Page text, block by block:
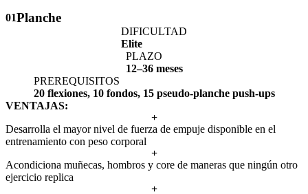
01Planche
DIFICULTAD
Elite
PLAZO
12–36 meses
PREREQUISITOS
20 flexiones, 10 fondos, 15 pseudo-planche push-ups
VENTAJAS:
+
Desarrolla el mayor nivel de fuerza de empuje disponible en el
entrenamiento con peso corporal
+
Acondiciona muñecas, hombros y core de maneras que ningún otro
ejercicio replica
+